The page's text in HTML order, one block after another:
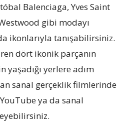
Balenciaga, Yves Saint
gibi modayı
ikonlarıyla tanışabilirsiniz.
dört ikonik parçanın
yerlere adım
sanal gerçeklik filmlerinde
ya da sanal